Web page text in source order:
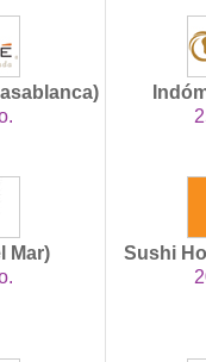
Mar)
Sushi